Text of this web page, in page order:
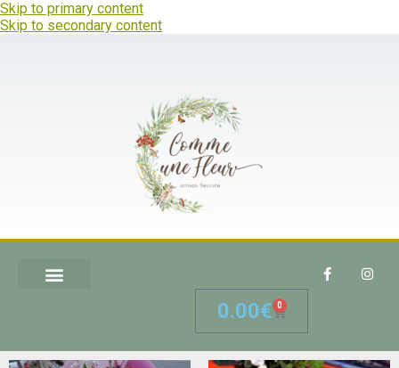
Skip to primary content
Skip to secondary content
0.00€ 0